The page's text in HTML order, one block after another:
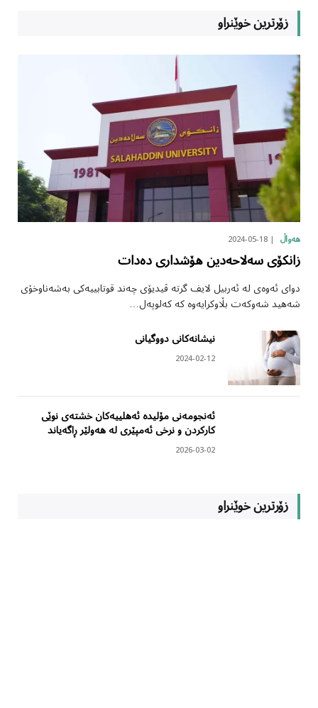
زۆرترین خوێنراو
هەواڵ 2024-05-18
زانکۆی سەلاحەدین هۆشداری دەدات
دوای ئەوەی لە ئەربیل لایف گرتە ڤیدیۆی چەند قوتابییەکی بەشەناوخۆی
شەهید شەوکەت بڵاوکرایەوە کە کەلوپەل…
نیشانەکانی دووگیانی
2024-02-12
ئەنجومەنی مۆلیدە ئەهلییەکان خشتەی نوێی
کارکردن و نرخی ئەمپێری لە هەولێر ڕاگەیاند
2026-03-02
زۆرترین خوێنراو